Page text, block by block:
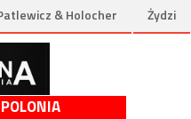
& Holocher Żydzi